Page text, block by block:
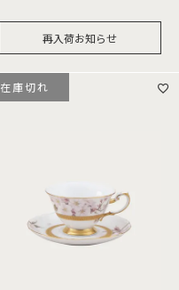
再入荷お知らせ
在庫切れ